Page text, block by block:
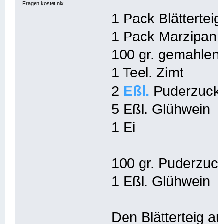
Fragen kostet nix
1 Pack
1 Pack
100 gr.
1 Teel. Zimt
2 Eßl.
5 Eßl. Glühwein
1 Ei
100 gr.
1 Eßl. Glühwein
Den Blätterteig